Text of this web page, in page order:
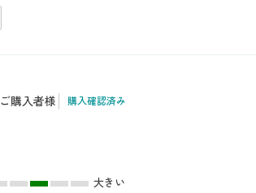
ご購入者様 購入確認済み
大きい